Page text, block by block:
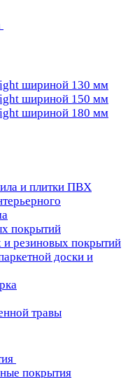
шириной 130 мм
шириной 150 мм
шириной 180 мм
и плитки ПВХ
покрытий
и резиновых покрытий
доски и
травы
покрытия